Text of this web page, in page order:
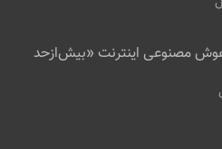
مصنوعی اینترنت «بیش‌از‌حد